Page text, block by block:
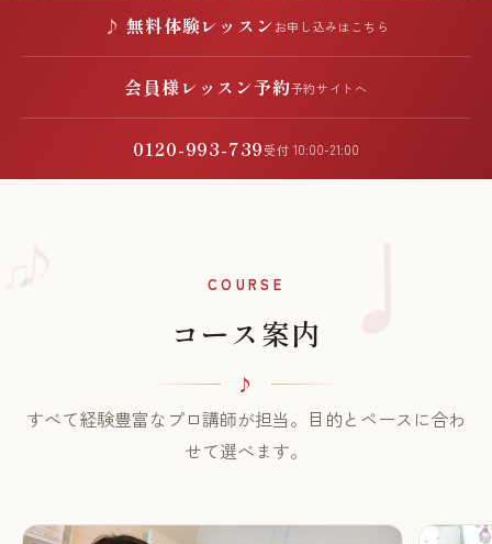
無料体験レッスンお申し込みはこちら
会員様レッスン予約予約サイトへ
0120-993-739受付 10:00-21:00
♪ COURSE
コース案内
すべて経験豊富なプロ講師が担当。目的とペースに合わ
せて選べます。